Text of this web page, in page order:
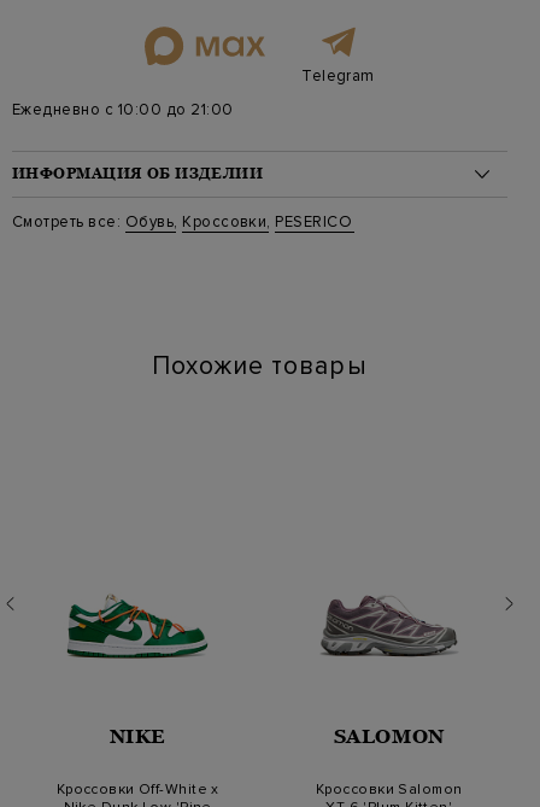
Telegram
Ежедневно с 10:00 до 21:00
ИНФОРМАЦИЯ ОБ ИЗДЕЛИИ
Материал: кожа 100%
Смотреть все: Обувь, Кроссовки, PESERICO
Похожие товары
NIKE
Кроссовки Off-White x
SALOMON
Кроссовки Salomon